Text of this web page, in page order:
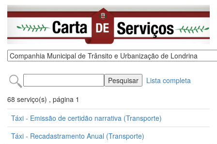
Lista completa
68 serviço(s) , página 1
Táxi - Emissão de certidão narrativa (Transporte)
Táxi - Recadastramento Anual (Transporte)